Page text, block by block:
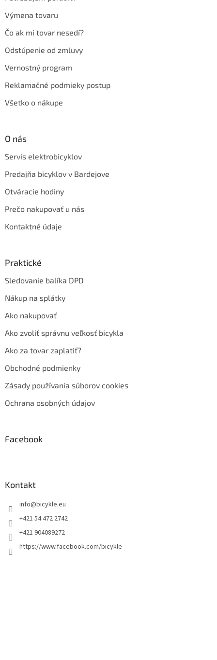
Výmena tovaru
Čo ak mi tovar nesedí?
Odstúpenie od zmluvy
Vernostný program
Reklamačné podmieky postup
Všetko o nákupe
O nás
Servis elektrobicyklov
Predajňa bicyklov v Bardejove
Otváracie hodiny
Prečo nakupovať u nás
Kontaktné údaje
Praktické
Sledovanie balíka DPD
Nákup na splátky
Ako nakupovať
Ako zvoliť správnu veľkosť bicykla
Ako za tovar zaplatiť?
Obchodné podmienky
Zásady používania súborov cookies
Ochrana osobných údajov
Facebook
Kontakt
info@bicykle.eu
+421 54 472 2742
+421 904089272
https://www.facebook.com/bicykle